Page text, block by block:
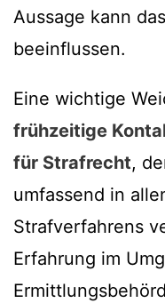
Aussage kann
beeinflussen.
Eine wichtige
frühzeitige
für Strafrecht,
umfassend in
Strafverfahrens
Erfahrung im